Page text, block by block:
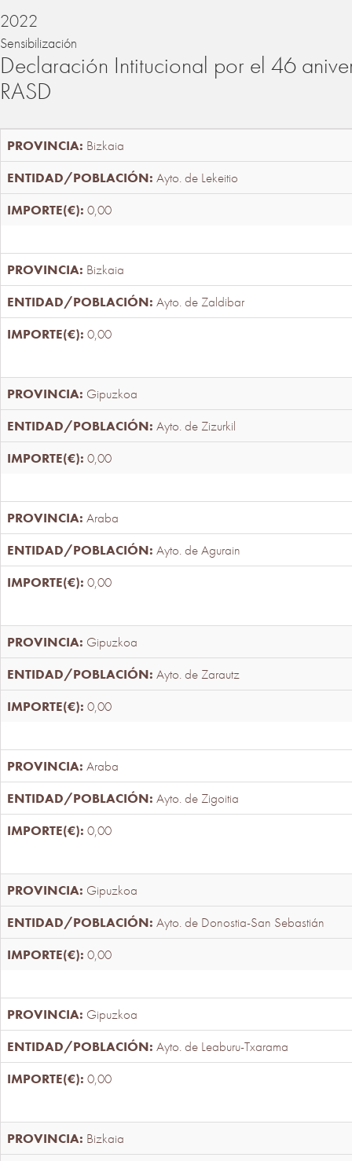
2022
Sensibilización
Declaración Intitucional por el 46
RASD
Bizkaia
Ayto. de Lekeitio
0,00
Bizkaia
Ayto. de Zaldibar
0,00
Gipuzkoa
Ayto. de Zizurkil
0,00
Araba
Ayto. de Agurain
0,00
Gipuzkoa
Ayto. de Zarautz
0,00
Araba
Ayto. de Zigoitia
0,00
Gipuzkoa
Ayto. de Donostia-San Sebastián
0,00
Gipuzkoa
Ayto. de Leaburu-Txarama
0,00
Bizkaia